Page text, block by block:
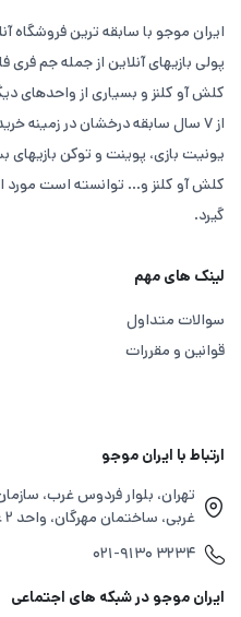
ایران موجو با سابقه ترین فروشگاه
پولی بازیهای آنلاین از جمله جم
کلش آو کلنز و بسیاری از
از ۷ سال سابقه درخشان در زمینه
یونیت بازی، پوینت و توکن بازیهای
کلش آو کلنز و... توانسته است مورد
گیرد.
لینک های مهم
سوالات متداول
قوانین و مقررات
ارتباط با ایران موجو
غربی، ساختمان مهرگان، واحد ۲ غربی
۰۲۱-۹۱۳۰ ۳۲۳۴
ایران موجو در شبکه های اجتماعی